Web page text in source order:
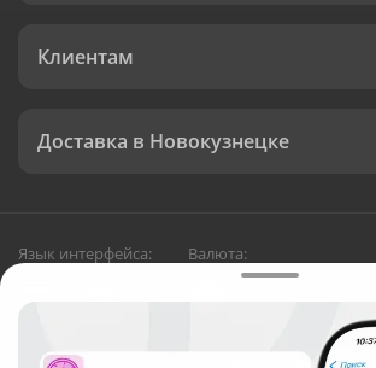
Клиентам
Доставка в Новокузнецке
Язык интерфейса: Валюта: